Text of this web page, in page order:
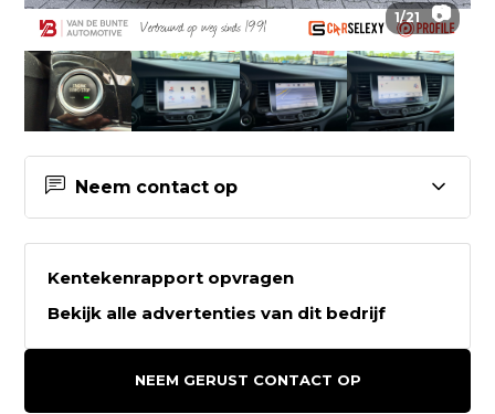
1/21 📷
Neem contact op
Contactgegevens Van de Bunte
Automotive Harderwijk
Kentekenrapport opvragen
Bekijk alle advertenties van dit bedrijf
NEEM GERUST CONTACT OP